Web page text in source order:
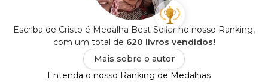
Escriba de Cristo é Medalha Best Seller no nosso Ranking,
com um total de 620 livros vendidos!
Mais sobre o autor
Entenda o nosso Ranking de Medalhas